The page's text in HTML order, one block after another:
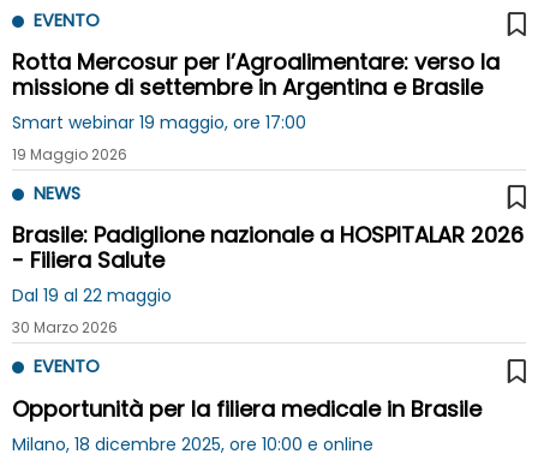
EVENTO
Rotta Mercosur per l’Agroalimentare: verso la
missione di settembre in Argentina e Brasile
Smart webinar 19 maggio, ore 17:00
19 Maggio 2026
NEWS
Brasile: Padiglione nazionale a HOSPITALAR 2026
- Filiera Salute
Dal 19 al 22 maggio
30 Marzo 2026
EVENTO
Opportunità per la filiera medicale in Brasile
Milano, 18 dicembre 2025, ore 10:00 e online